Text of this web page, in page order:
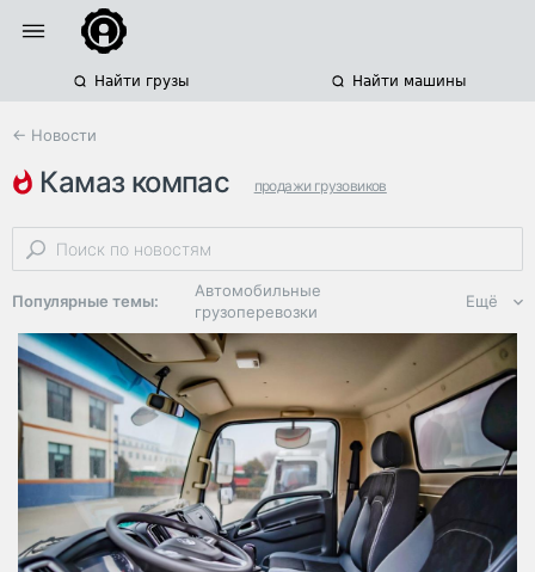
Найти грузы Найти машины
← Новости
камаз компас продажи грузовиков
среднетоннажные грузовики китайские грузовики
Популярные темы:
Автомобильные
грузоперевозки
Региональная
логистика
ЭДО, ИТ в
логистике
Дороги,
инфраструктура
Логистика, грузы
Ещё